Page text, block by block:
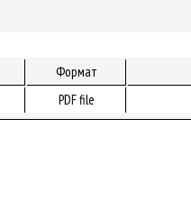
Формат
PDF file